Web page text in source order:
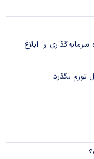
را ابلاغ
تورم بگذرد